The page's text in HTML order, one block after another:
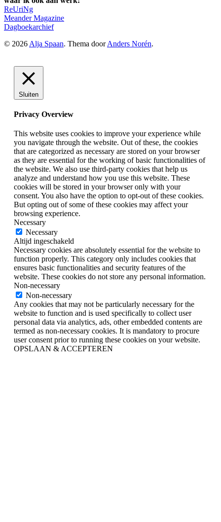
ReUriNg
Meander Magazine
Dagboekarchief
© 2026 Alja Spaan. Thema doorAnders Norén.
Sluiten
Privacy Overview
This website uses cookies to improve your experience while
you navigate through the website. Out of these, the cookies
that are categorized as necessary are stored on your browser
as they are essential for the working of basic functionalities of
the website. We also use third-party cookies that help us
analyze and understand how you use this website. These
cookies will be stored in your browser only with your
consent. You also have the option to opt-out of these cookies.
But opting out of some of these cookies may affect your
browsing experience.
Necessary
Necessary
Altijd ingeschakeld
Necessary cookies are absolutely essential for the website to
function properly. This category only includes cookies that
ensures basic functionalities and security features of the
website. These cookies do not store any personal information.
Non-necessary
Non-necessary
Any cookies that may not be particularly necessary for the
website to function and is used specifically to collect user
personal data via analytics, ads, other embedded contents are
termed as non-necessary cookies. It is mandatory to procure
user consent prior to running these cookies on your website.
OPSLAAN & ACCEPTEREN